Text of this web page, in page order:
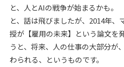
と、人とAIの戦争が始まるかも。
と、話は飛びましたが、2014年、
授が【雇用の未来】という論文を
うと、将来、人の仕事の大部分が
わられる、というものです。